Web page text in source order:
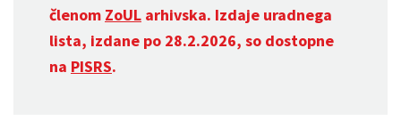
členom ZoUL arhivska. Izdaje uradnega
lista, izdane po 28.2.2026, so dostopne
na PISRS.